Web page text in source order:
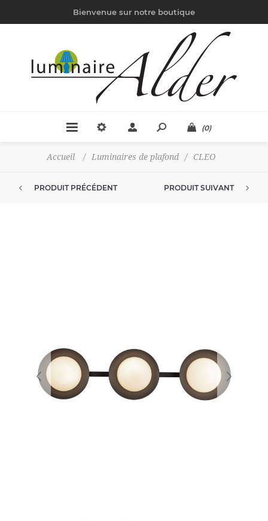
Bienvenue sur notre boutique
(0)
Accueil / Luminaires de plafond / CLEO
PRODUIT PRÉCÉDENT PRODUIT SUIVANT